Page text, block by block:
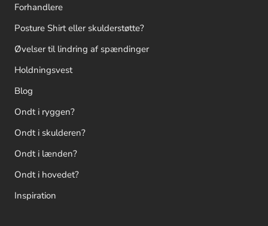
Forhandlere
Posture Shirt eller skulderstøtte?
Øvelser til lindring af spændinger
Holdningsvest
Blog
Ondt i ryggen?
Ondt i skulderen?
Ondt i lænden?
Ondt i hovedet?
Inspiration